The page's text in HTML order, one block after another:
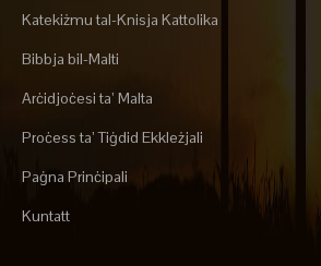
Katekiżmu tal-Knisja Kattolika
Bibbja bil-Malti
Arċidjoċesi ta’ Malta
Proċess ta’ Tiġdid Ekkleżjali
Paġna Prinċipali
Kuntatt